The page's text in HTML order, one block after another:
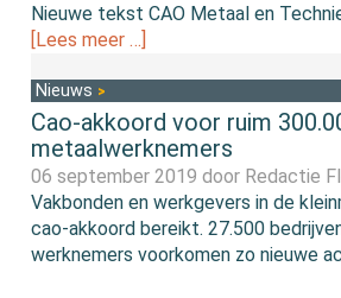
Nieuwe tekst CAO Metaal en
[Lees meer …]
Nieuws
Cao-akkoord voor ruim
metaalwerknemers
06 september 2019 door Redactie
Vakbonden en werkgevers in de
cao-akkoord bereikt. 27.500
werknemers voorkomen zo nieuwe